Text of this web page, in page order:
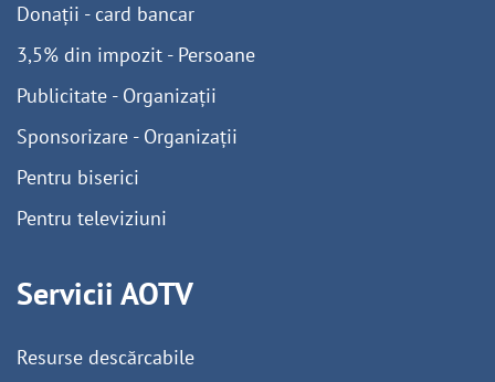
Donații - card bancar
3,5% din impozit - Persoane
Publicitate - Organizații
Sponsorizare - Organizații
Pentru biserici
Pentru televiziuni
Servicii AOTV
Resurse descărcabile